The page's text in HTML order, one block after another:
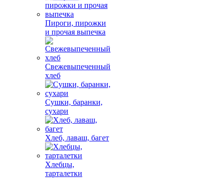
Пироги, пирожки
и прочая выпечка
Свежевыпеченный
хлеб
Сушки, баранки,
сухари
Хлеб, лаваш, багет
Хлебцы,
тарталетки